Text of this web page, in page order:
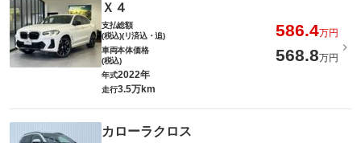
Ｘ４
支払総額
(税込)(リ済込・追)
586.4万円
車両本体価格
(税込)
568.8万円
年式2022年
走行3.5万km
カローラクロス